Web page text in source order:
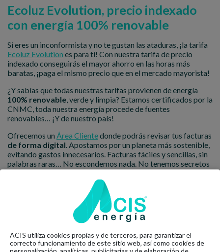
Ecoluz Evolution, precio indexado
con energía 100% renovable
Si eres un inconformista y no te gustan las ataduras, ¡la tarifa
Ecoluz Evolution es para ti! Con nuestra tarifa de precio
indexado conseguirás el mayor ahorro en las horas más
baratas, ¡paga el mismo precio que en el mercado mayorista!
¿Y sabías que todas nuestras tarifas provienen de energía
100% renovable , verde y limpia? Estamos certificados por la
CNMC, toda nuestra energía procede de fuentes
renovables… ¡Y de nuestro país!
Ofrecemos un Área Clientedonde podrás revisar tus facturas
de forma digital . Apostamos por un planeta más sostenible,
evitando gastos innecesarios. Facturas fáciles y sencillas, sin
palabras raras… No escondemos nada. No tenemos secretos
ni gastos ocultos. ¡Utilizar energía verde nunca ha sido tan
Últimas noticias
ACIS utiliza cookies propias y de terceros, para garantizar el
correcto funcionamiento de este sitio web, así como cookies de